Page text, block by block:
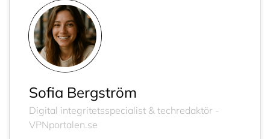
Sofia Bergström
Digital integritetsspecialist & techredaktör -
VPNportalen.se